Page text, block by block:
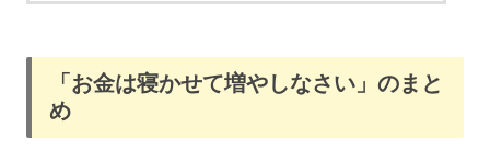
「お金は寝かせて増やしなさい」のまと
め